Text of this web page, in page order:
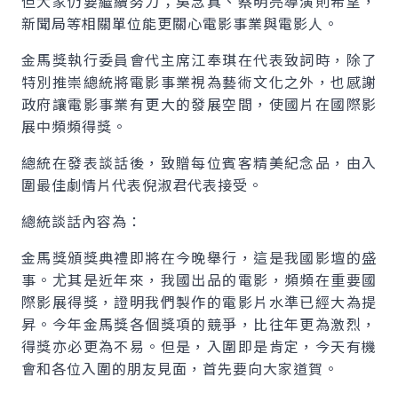
新聞局等相關單位能更關心電影事業與電影人。
金馬獎執行委員會代主席江奉琪在代表致詞時，除了
特別推崇總統將電影事業視為藝術文化之外，也感謝
政府讓電影事業有更大的發展空間，使國片在國際影
展中頻頻得獎。
總統在發表談話後，致贈每位賓客精美紀念品，由入
圍最佳劇情片代表倪淑君代表接受。
總統談話內容為：
金馬獎頒獎典禮即將在今晚舉行，這是我國影壇的盛
事。尤其是近年來，我國出品的電影，頻頻在重要國
際影展得獎，證明我們製作的電影片水準已經大為提
昇。今年金馬獎各個獎項的競爭，比往年更為激烈，
得獎亦必更為不易。但是，入圍即是肯定，今天有機
會和各位入圍的朋友見面，首先要向大家道賀。